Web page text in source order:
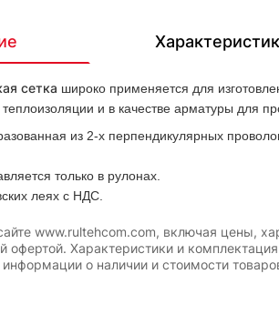
сетка широко применяется для
и в качестве арматуры для
из 2-х перпендикулярных
только в рулонах.
леях с НДС.
www.rultehcom.com, включая цены,
офертой. Характеристики и
о наличии и стоимости